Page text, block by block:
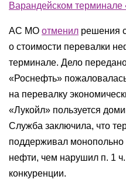
Варандейском терминале
АС МО отменил решения
о стоимости перевалки
терминале. Дело
«Роснефть»
на перевалку
«Лукойл» пользуется
Служба заключила, что
поддерживал
нефти, чем нарушил п. 1
конкуренции.